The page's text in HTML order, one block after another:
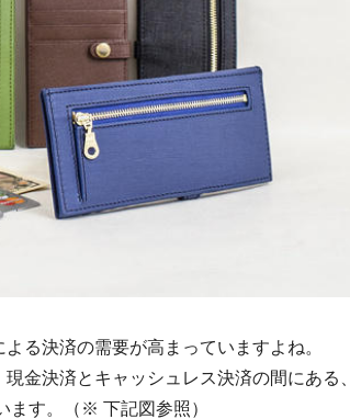
る決済の需要が高まっていますよね。
金決済とキャッシュレス決済の間にある、
ます。（※ 下記図参照）